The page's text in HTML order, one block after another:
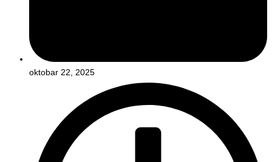
oktobar 22, 2025